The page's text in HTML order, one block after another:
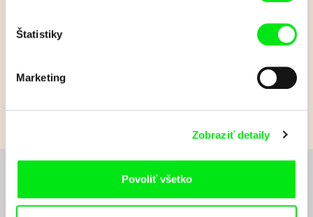
Štatistiky
Marketing
Zobraziť detaily
Povoliť všetko
Film bohužiaľ nie je k dispozícii :(
k dispozícií.
Chcete byť pravidelne informovaní o novinkách v
junior programe?